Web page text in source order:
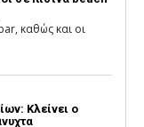
καθώς και οι
Κλείνει ο